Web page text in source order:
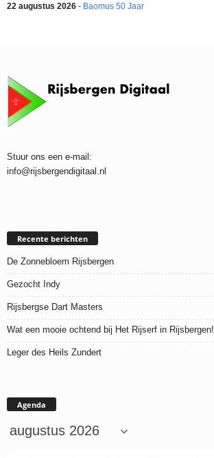
22 augustus 2026 - Baomus 50 Jaar
Stuur ons een e-mail:
info@rijsbergendigitaal.nl
Recente berichten
De Zonnebloem Rijsbergen
Gezocht Indy
Rijsbergse Dart Masters
Wat een mooie ochtend bij Het Rijserf in Rijsbergen!
Leger des Heils Zundert
Agenda